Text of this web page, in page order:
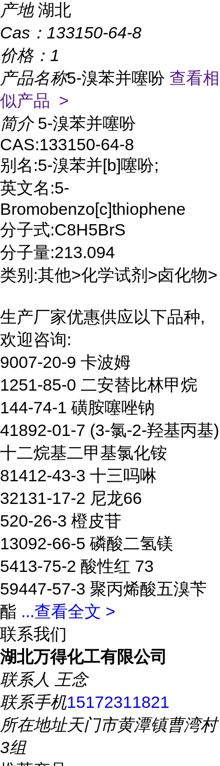
产地 湖北
Cas： 133150-64-8
价格： 1
产品名称5-溴苯并噻吩 查看相
似产品 >
简介 5-溴苯并噻吩
CAS:133150-64-8
别名:5-溴苯并[b]噻吩;
英文名:5-
Bromobenzo[c]thiophene
分子式:C8H5BrS
分子量:213.094
类别:其他>化学试剂>卤化物>
生产厂家优惠供应以下品种,
欢迎咨询:
9007-20-9 卡波姆
1251-85-0 二安替比林甲烷
144-74-1 磺胺噻唑钠
41892-01-7 (3-氯-2-羟基丙基)
十二烷基二甲基氯化铵
81412-43-3 十三吗啉
32131-17-2 尼龙66
520-26-3 橙皮苷
13092-66-5 磷酸二氢镁
5413-75-2 酸性红 73
59447-57-3 聚丙烯酸五溴苄
酯 ...查看全文 >
联系我们
湖北万得化工有限公司
联系人 王念
联系手机15172311821
所在地址天门市黄潭镇曹湾村
3组